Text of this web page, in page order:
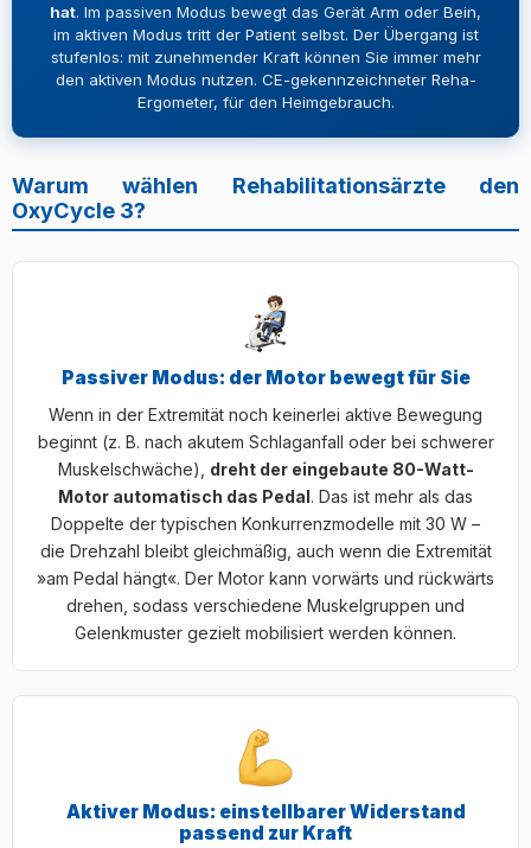
hat. Im passiven Modus bewegt das Gerät Arm oder Bein,
im aktiven Modus tritt der Patient selbst. Der Übergang ist
stufenlos: mit zunehmender Kraft können Sie immer mehr
den aktiven Modus nutzen. CE-gekennzeichneter Reha-
Ergometer, für den Heimgebrauch.
Warum wählen Rehabilitationsärzte den
OxyCycle 3?
Passiver Modus: der Motor bewegt für Sie
Wenn in der Extremität noch keinerlei aktive Bewegung
beginnt (z. B. nach akutem Schlaganfall oder bei schwerer
Muskelschwäche), dreht der eingebaute 80-Watt-
Motor automatisch das Pedal. Das ist mehr als das
Doppelte der typischen Konkurrenzmodelle mit 30 W –
die Drehzahl bleibt gleichmäßig, auch wenn die Extremität
»am Pedal hängt«. Der Motor kann vorwärts und rückwärts
drehen, sodass verschiedene Muskelgruppen und
Gelenkmuster gezielt mobilisiert werden können.
Aktiver Modus: einstellbarer Widerstand
passend zur Kraft